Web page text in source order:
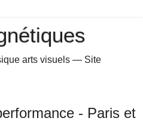
arts visuels — Site
- Paris et